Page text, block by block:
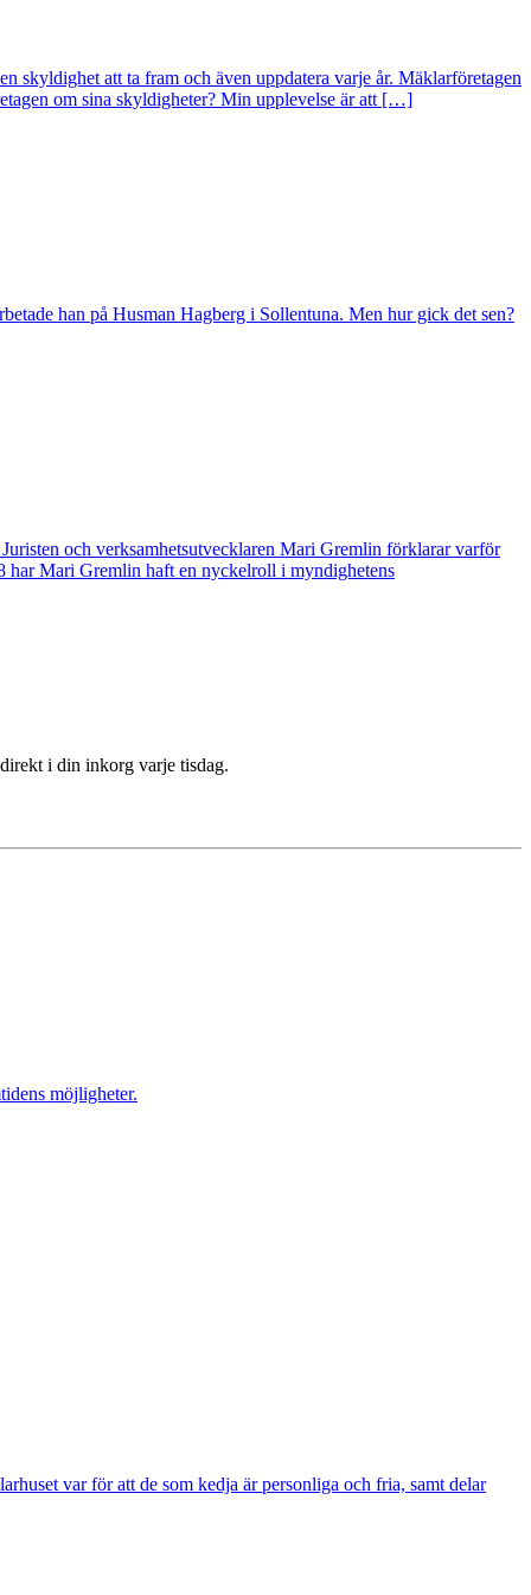
skyldighet att ta fram och även uppdatera varje år. Mäklarföretagen
om sina skyldigheter? Min upplevelse är att […]
han på Husman Hagberg i Sollentuna. Men hur gick det sen?
och verksamhetsutvecklaren Mari Gremlin förklarar varför
har Mari Gremlin haft en nyckelroll i myndighetens
i din inkorg varje tisdag.
möjligheter.
var för att de som kedja är personliga och fria, samt delar